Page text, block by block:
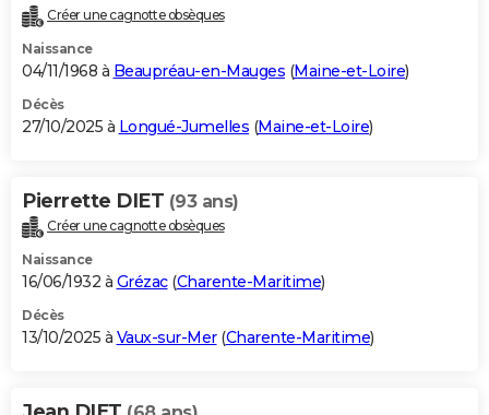
Créer une cagnotte obsèques
Naissance
04/11/1968 à Beaupréau-en-Mauges (Maine-et-Loire)
Décès
27/10/2025 à Longué-Jumelles (Maine-et-Loire)
Pierrette DIET (93 ans)
Créer une cagnotte obsèques
Naissance
16/06/1932 à Grézac(Charente-Maritime)
Décès
13/10/2025 à Vaux-sur-Mer(Charente-Maritime)